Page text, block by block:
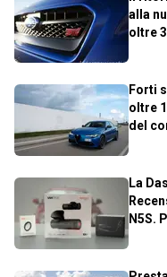
alla
oltre
Forti
oltre
del
La
N5S.